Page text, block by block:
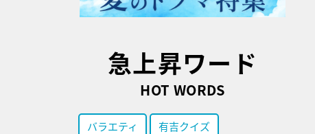
急上昇ワード
HOT WORDS
バラエティ 有吉クイズ